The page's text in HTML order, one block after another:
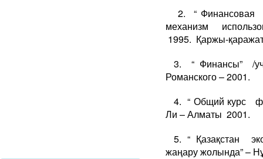
2. “
механизм
1995. Қаржы-
3. “ Финансы”
Романского – 2001.
4. “ Общий курс
Ли – Алматы 2001.
5. “ Қазақстан
жаңару жолында” –